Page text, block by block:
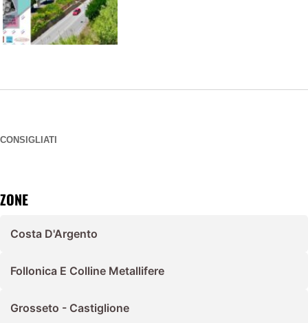
CONSIGLIATI
ZONE
Costa D'Argento
Follonica E Colline Metallifere
Grosseto - Castiglione